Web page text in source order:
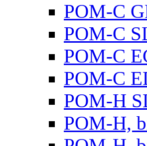
POM-C
POM-C
POM-C
POM-C
POM-H
POM-H,